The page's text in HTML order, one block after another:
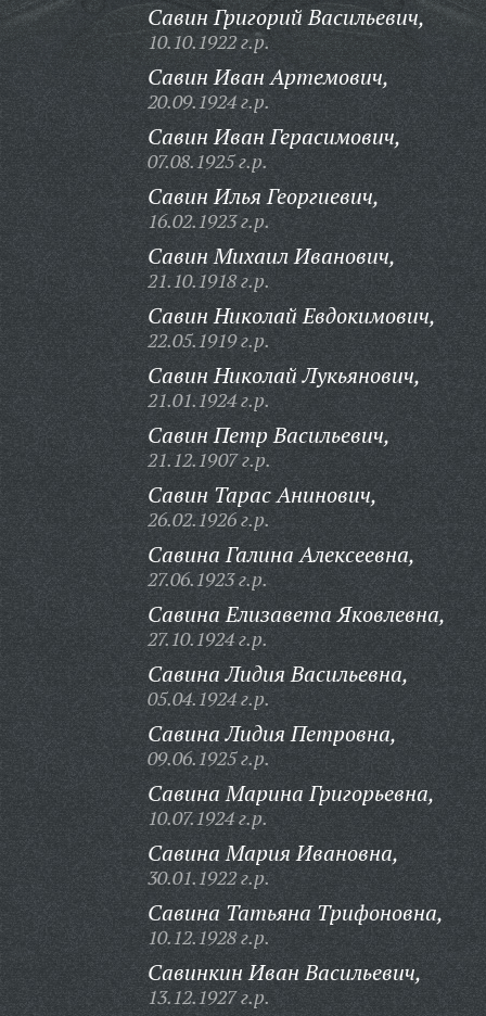
Савин Григорий Васильевич,
10.10.1922 г.р.
Савин Иван Артемович,
20.09.1924 г.р.
Савин Иван Герасимович,
07.08.1925 г.р.
Савин Илья Георгиевич,
16.02.1923 г.р.
Савин Михаил Иванович,
21.10.1918 г.р.
Савин Николай Евдокимович,
22.05.1919 г.р.
Савин Николай Лукьянович,
21.01.1924 г.р.
Савин Петр Васильевич,
21.12.1907 г.р.
Савин Тарас Анинович,
26.02.1926 г.р.
Савина Галина Алексеевна,
27.06.1923 г.р.
Савина Елизавета Яковлевна,
27.10.1924 г.р.
Савина Лидия Васильевна,
05.04.1924 г.р.
Савина Лидия Петровна,
09.06.1925 г.р.
Савина Марина Григорьевна,
10.07.1924 г.р.
Савина Мария Ивановна,
30.01.1922 г.р.
Савина Татьяна Трифоновна,
10.12.1928 г.р.
Савинкин Иван Васильевич,
13.12.1927 г.р.